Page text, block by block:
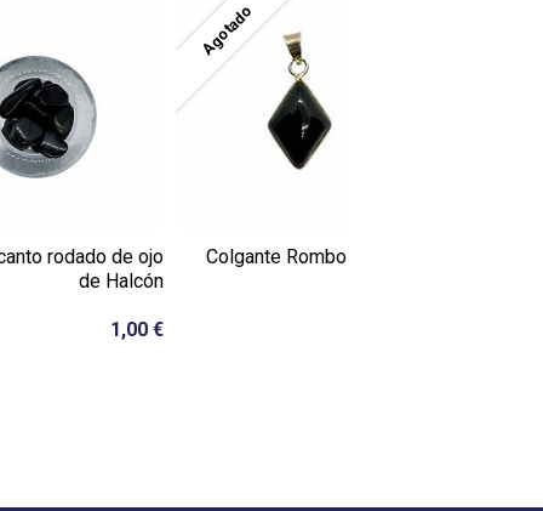
rodado de ojo
de Halcón
1,00 €
Agotado
Colgante Rombo de Ónix y